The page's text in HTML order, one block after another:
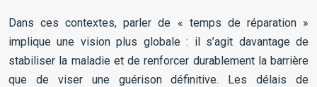
Dans ces contextes, parler de « temps de réparation »
implique une vision plus globale : il s’agit davantage de
stabiliser la maladie et de renforcer durablement la barrière
que de viser une guérison définitive. Les délais de